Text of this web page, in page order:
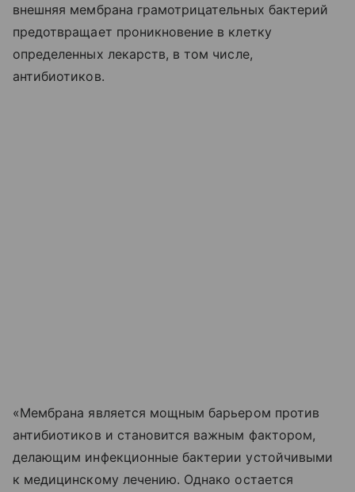
внешняя мембрана грамотрицательных бактерий
предотвращает проникновение в клетку
определенных лекарств, в том числе,
антибиотиков.
«Мембрана является мощным барьером против
антибиотиков и становится важным фактором,
делающим инфекционные бактерии устойчивыми
к медицинскому лечению. Однако остается